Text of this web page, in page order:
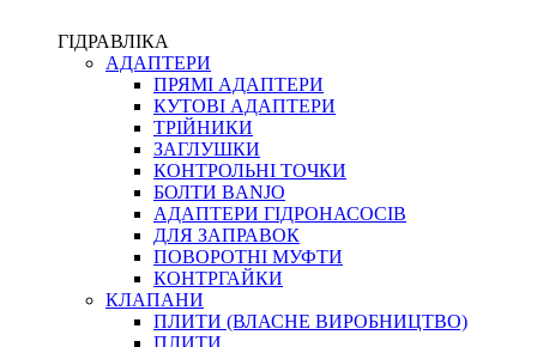
ФІТИНГИ ДІАГНОСТИЧНІ
АКСЕСУАРИ
ТРУБКИ ТА КОМПЛЕКТУЮЧІ
ФІТИНГИ ГІДРАВЛІЧНІ
ФІТИНГИ КОНДИЦІОНЕРНІ
ЗАХИСТ РУКАВІВ
ФІТИНГИ KARCHER
ФІТИНГИ НА ПІДЙОМ КАБІНИ
КОНЕКТОРИ
ХОМУТИ
ГІДРАВЛІКА
АДАПТЕРИ
ПРЯМІ АДАПТЕРИ
КУТОВІ АДАПТЕРИ
ТРІЙНИКИ
ЗАГЛУШКИ
КОНТРОЛЬНІ ТОЧКИ
БОЛТИ BANJO
АДАПТЕРИ ГІДРОНАСОСІВ
ДЛЯ ЗАПРАВОК
ПОВОРОТНІ МУФТИ
КОНТРГАЙКИ
КЛАПАНИ
ПЛИТИ (ВЛАСНЕ ВИРОБНИЦТВО)
ПЛИТИ